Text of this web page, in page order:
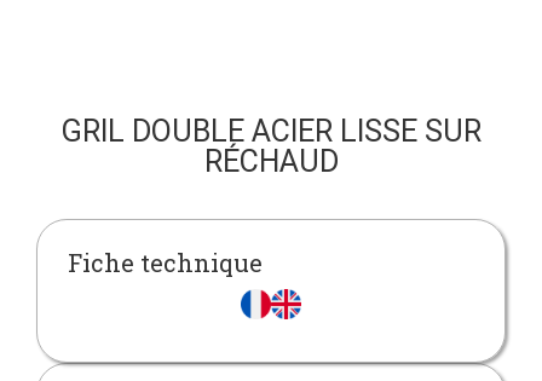
GRIL DOUBLE ACIER LISSE SUR
RÉCHAUD
Fiche technique